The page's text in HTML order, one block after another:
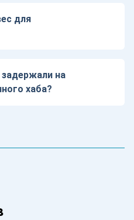
для
задержали на
хаба?